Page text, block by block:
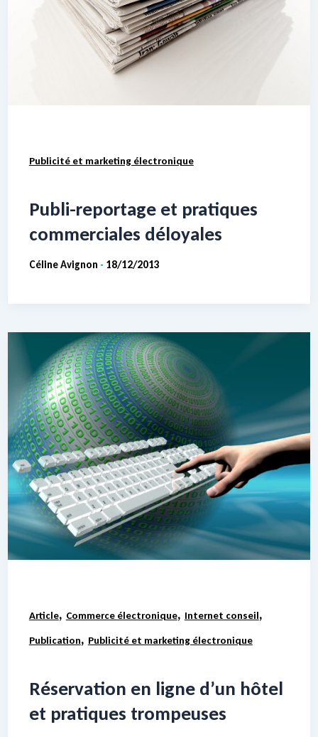
Publicité et marketing électronique
Publi-reportage et pratiques
commerciales déloyales
Céline Avignon - 18/12/2013
Article, Commerce électronique, Internet conseil,
Publication, Publicité et marketing électronique
Réservation en ligne d’un hôtel
et pratiques trompeuses